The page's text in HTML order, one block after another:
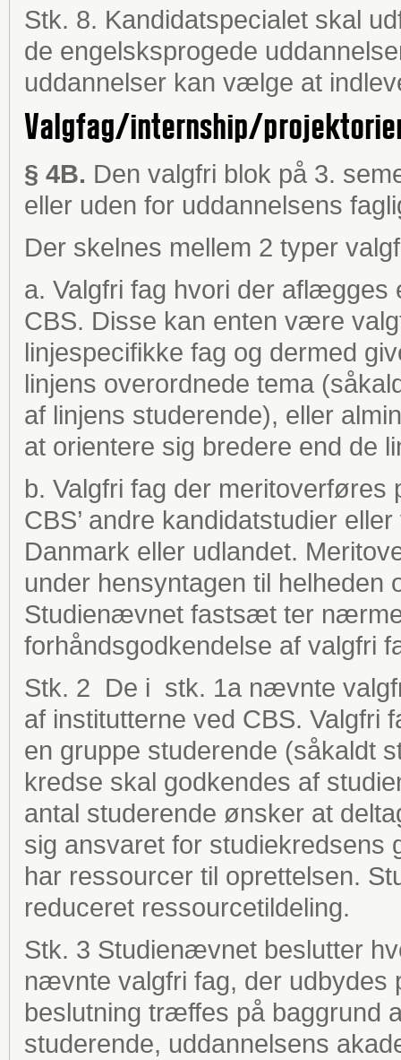
Stk. 8. Kandidatspecialet skal
de engelsksprogede
uddannelser kan vælge at
Valgfag/internship/
§ 4B. Den valgfri blok på 3.
eller uden for uddannelsens
Der skelnes mellem 2 typer
a. Valgfri fag hvori der aflægges
CBS. Disse kan enten være
linjespecifikke fag og dermed
linjens overordnede tema
af linjens studerende), eller
at orientere sig bredere end de
b. Valgfri fag der
CBS’ andre kandidatstudier
Danmark eller udlandet.
under hensyntagen til helheden
Studienævnet fastsæt ter
forhåndsgodkendelse af valgfri
Stk. 2 De i stk. 1a nævnte
af institutterne ved CBS. Valgfri
en gruppe studerende (såkaldt
kredse skal godkendes af
antal studerende ønsker at
sig ansvaret for studiekredsens
har ressourcer til oprettelsen.
reduceret ressourcetildeling.
Stk. 3 Studienævnet beslutter
nævnte valgfri fag, der
beslutning træffes på baggrund
studerende, uddannelsens